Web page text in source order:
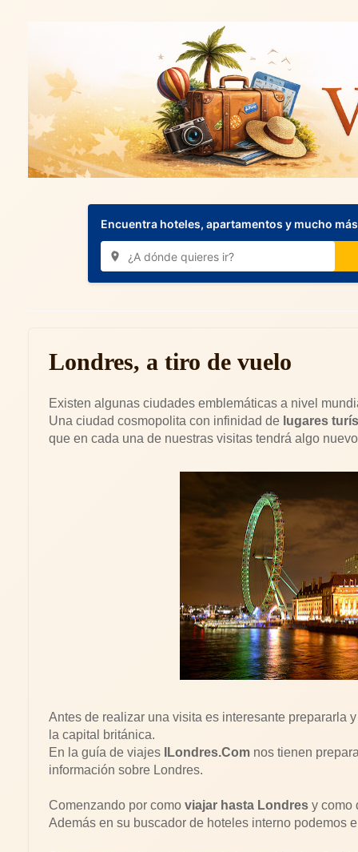
Encuentra hoteles, apartamentos y mucho
Londres, a tiro de vuelo
Existen algunas ciudades emblemáticas a nivel
Una ciudad cosmopolita con infinidad de lugares
que en cada una de nuestras visitas tendrá algo
Antes de realizar una visita es interesante prepararla
la capital británica.
En la guía de viajes
ILondres.Com nos tienen
información sobre Londres.
Comenzando por como viajar hasta Londres y como
Además en su buscador de hoteles interno podemos